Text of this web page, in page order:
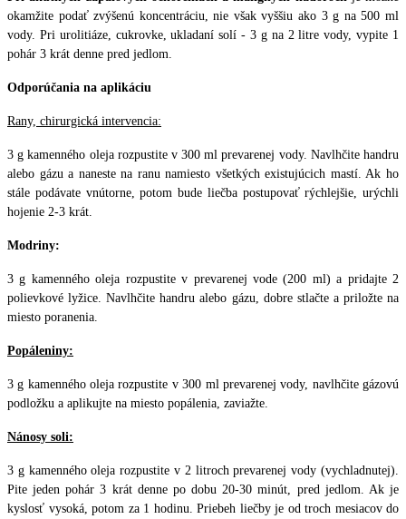
okamžite podať zvýšenú koncentráciu, nie však vyššiu ako 3 g na 500 ml
vody. Pri urolitiáze, cukrovke, ukladaní solí - 3 g na 2 litre vody, vypite 1
pohár 3 krát denne pred jedlom.
Odporúčania na aplikáciu
Rany, chirurgická intervencia:
3 g kamenného oleja rozpustite v 300 ml prevarenej vody. Navlhčite handru
alebo gázu a naneste na ranu namiesto všetkých existujúcich mastí. Ak ho
stále podávate vnútorne, potom bude liečba postupovať rýchlejšie, urýchli
hojenie 2-3 krát.
Modriny:
3 g kamenného oleja rozpustite v prevarenej vode (200 ml) a pridajte 2
polievkové lyžice. Navlhčite handru alebo gázu, dobre stlačte a priložte na
miesto poranenia.
Popáleniny:
3 g kamenného oleja rozpustite v 300 ml prevarenej vody, navlhčite gázovú
podložku a aplikujte na miesto popálenia, zaviažte.
Nánosy soli:
3 g kamenného oleja rozpustite v 2 litroch prevarenej vody (vychladnutej).
Pite jeden pohár 3 krát denne po dobu 20-30 minút, pred jedlom. Ak je
kyslosť vysoká, potom za 1 hodinu. Priebeh liečby je od troch mesiacov do